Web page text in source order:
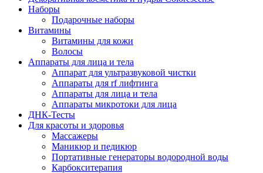
Наборы
Подарочные наборы
Витамины
Витамины для кожи
Волосы
Аппараты для лица и тела
Аппарат для ультразвуковой чистки
Аппараты для rf лифтинга
Аппараты для лица и тела
Аппараты микротоки для лица
ДНК-Тесты
Для красоты и здоровья
Массажеры
Маникюр и педикюр
Портативные генераторы водородной воды
Карбокситерапия